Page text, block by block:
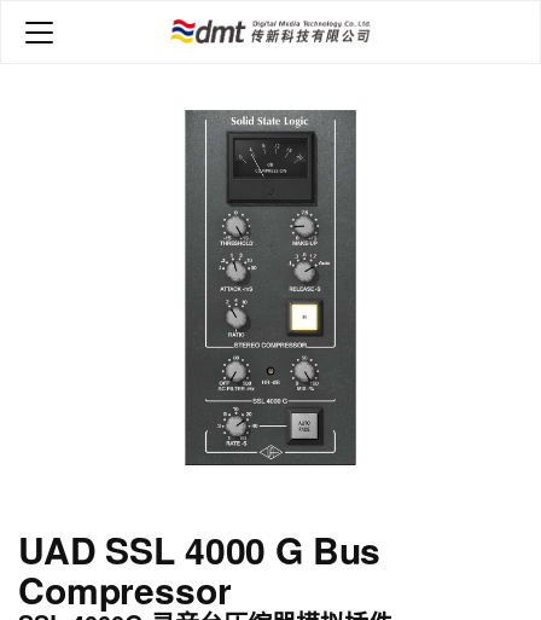
UAD SSL 4000 G Bus
Compressor